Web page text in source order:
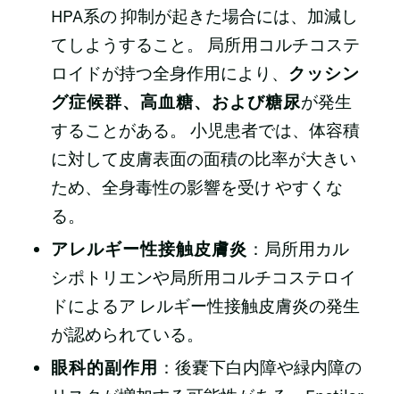
HPA系の 抑制が起きた場合には、加減し
てしようすること。 局所用コルチコステ
ロイドが持つ全身作用により、 クッシン
グ症候群、高血糖、および糖尿が発生
することがある。 小児患者では、体容積
に対して皮膚表面の面積の比率が大きい
ため、全身毒性の影響を受け やすくな
る。
アレルギー性接触皮膚炎 ：局所用カル
シポトリエンや局所用コルチコステロイ
ドによるア レルギー性接触皮膚炎の発生
が認められている。
眼科的副作用 ：後嚢下白内障や緑内障の